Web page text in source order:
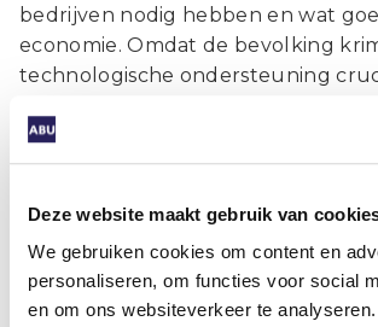
Deze website maakt gebruik van
We gebruiken cookies om content en
personaliseren, om functies voor social
en om ons websiteverkeer te
bedrijven nodig hebben en wat
economie. Omdat de bevolking
technologische ondersteuning
krikken.”
De nieuwe waarde van
flexibiliteit